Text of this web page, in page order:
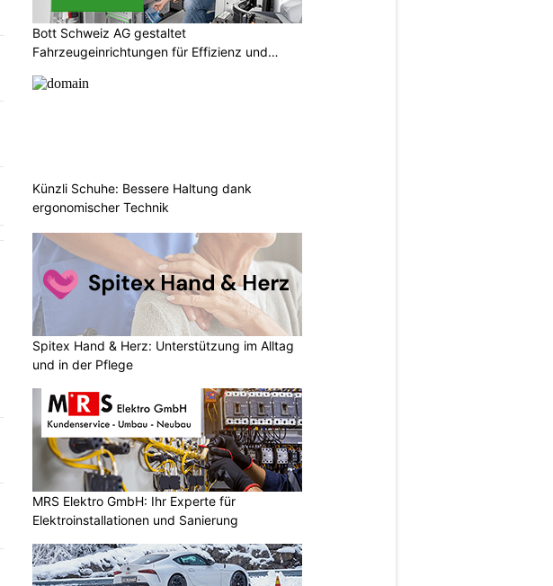
Bott Schweiz AG gestaltet
Fahrzeugeinrichtungen für Effizienz und
Künzli Schuhe: Bessere Haltung dank
ergonomischer Technik
Spitex Hand & Herz: Unterstützung im Alltag
und in der Pflege
MRS Elektro GmbH: Ihr Experte für
Elektroinstallationen und Sanierung